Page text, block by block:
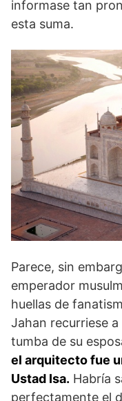
informase tan
esta suma.
Parece, sin
emperador
huellas de
Jahan recurriese
tumba de su
el arquitecto fue
Ustad Isa. Habría
perfectamente el